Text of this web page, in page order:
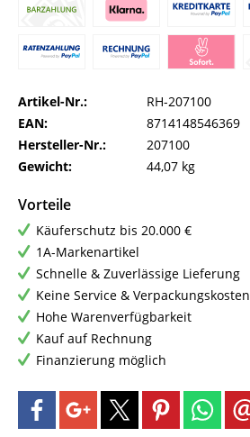
Artikel-Nr.:
RH-207100
EAN:
8714148546369
Hersteller-Nr.:
207100
Gewicht:
44,07 kg
Vorteile
Käuferschutz bis 20.000 €
1A-Markenartikel
Schnelle & Zuverlässige Lieferung
Keine Service & Verpackungskosten
Hohe Warenverfügbarkeit
Kauf auf Rechnung
Finanzierung möglich